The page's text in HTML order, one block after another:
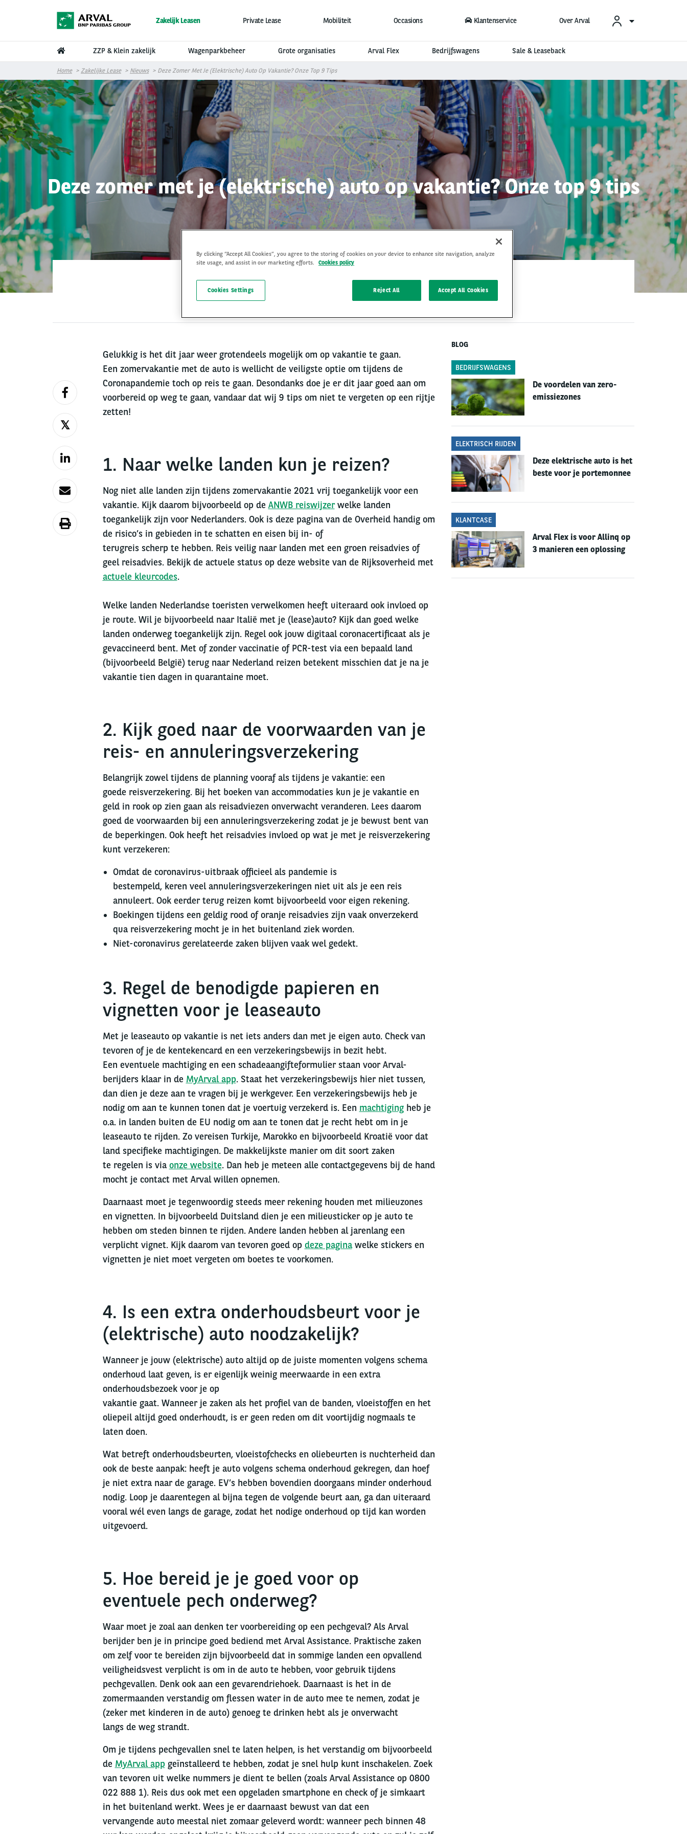
Zakelijk Leasen Private Lease Mobiliteit Occasions Klantenservice Over Arval
ZZP & Klein zakelijk Wagenparkbeheer Grote organisaties Arval Flex Bedrijfswagens Sale & Leaseback
Home Zakelijke Lease Nieuws Deze Zomer Met Je (elektrische) Auto Op Vakantie? Onze Top 9 Tips
Deze zomer met je (elektrische) auto op vakantie? Onze top 9 tips
, door
Gelukkig is het dit jaar weer grotendeels mogelijk om op vakantie te gaan.
Een zomervakantie met de auto is wellicht de veiligste optie om tijdens de
Coronapandemie toch op reis te gaan. Desondanks doe je er dit jaar goed aan om
voorbereid op weg te gaan, vandaar dat wij 9 tips om niet te vergeten op een rijtje
zetten!
1. Naar welke landen kun je reizen?
Nog niet alle landen zijn tijdens zomervakantie 2021 vrij toegankelijk voor een
vakantie. Kijk daarom bijvoorbeeld op de ANWB reiswijzerwelke landen
toegankelijk zijn voor Nederlanders. Ook is deze pagina van de Overheid handig om
de risico’s in gebieden in te schatten en eisen bij in- of
terugreis scherp te hebben. Reis veilig naar landen met een groen reisadvies of
geel reisadvies. Bekijk de actuele status op deze website van de Rijksoverheid met
actuele kleurcodes.
Welke landen Nederlandse toeristen verwelkomen heeft uiteraard ook invloed op
je route. Wil je bijvoorbeeld naar Italië met je (lease)auto? Kijk dan goed welke
landen onderweg toegankelijk zijn. Regel ook jouw digitaal coronacertificaat als je
gevaccineerd bent. Met of zonder vaccinatie of PCR-test via een bepaald land
(bijvoorbeeld België) terug naar Nederland reizen betekent misschien dat je na je
vakantie tien dagen in quarantaine moet.
2. Kijk goed naar de voorwaarden van je
reis- en annuleringsverzekering
Belangrijk zowel tijdens de planning vooraf als tijdens je vakantie: een
goede reisverzekering. Bij het boeken van accommodaties kun je je vakantie en
geld in rook op zien gaan als reisadviezen onverwacht veranderen. Lees daarom
goed de voorwaarden bij een annuleringsverzekering zodat je je bewust bent van
de beperkingen. Ook heeft het reisadvies invloed op wat je met je reisverzekering
kunt verzekeren:
Omdat de coronavirus-uitbraak officieel als pandemie is
bestempeld, keren veel annuleringsverzekeringen niet uit als je een reis
annuleert. Ook eerder terug reizen komt bijvoorbeeld voor eigen rekening.
Boekingen tijdens een geldig rood of oranje reisadvies zijn vaak onverzekerd
qua reisverzekering mocht je in het buitenland ziek worden.
Niet-coronavirus gerelateerde zaken blijven vaak wel gedekt.
3. Regel de benodigde papieren en
vignetten voor je leaseauto
Met je leaseauto op vakantie is net iets anders dan met je eigen auto. Check van
tevoren of je de kentekencard en een verzekeringsbewijs in bezit hebt.
Een eventuele machtiging en een schadeaangifteformulier staan voor Arval-
berijders klaar in de MyArval app. Staat het verzekeringsbewijs hier niet tussen,
dan dien je deze aan te vragen bij je werkgever. Een verzekeringsbewijs heb je
nodig om aan te kunnen tonen dat je voertuig verzekerd is. Een machtigingheb je
o.a. in landen buiten de EU nodig om aan te tonen dat je recht hebt om in je
leaseauto te rijden. Zo vereisen Turkije, Marokko en bijvoorbeeld Kroatië voor dat
land specifieke machtigingen. De makkelijkste manier om dit soort zaken
te regelen is viaonze website. Dan heb je meteen alle contactgegevens bij de hand
mocht je contact met Arval willen opnemen.
Daarnaast moet je tegenwoordig steeds meer rekening houden met milieuzones
en vignetten. In bijvoorbeeld Duitsland dien je een milieusticker op je auto te
hebben om steden binnen te rijden. Andere landen hebben al jarenlang een
verplicht vignet. Kijk daarom van tevoren goed op deze paginawelke stickers en
vignetten je niet moet vergeten om boetes te voorkomen.
4. Is een extra onderhoudsbeurt voor je
(elektrische) auto noodzakelijk?
Wanneer je jouw (elektrische) auto altijd op de juiste momenten volgens schema
onderhoud laat geven, is er eigenlijk weinig meerwaarde in een extra
onderhoudsbezoek voor je op
vakantie gaat. Wanneer je zaken als het profiel van de banden, vloeistoffen en het
oliepeil altijd goed onderhoudt, is er geen reden om dit voortijdig nogmaals te
laten doen.
Wat betreft onderhoudsbeurten, vloeistofchecks en oliebeurten is nuchterheid dan
ook de beste aanpak: heeft je auto volgens schema onderhoud gekregen, dan hoef
je niet extra naar de garage. EV’s hebben bovendien doorgaans minder onderhoud
nodig. Loop je daarentegen al bijna tegen de volgende beurt aan, ga dan uiteraard
vooral wél even langs de garage, zodat het nodige onderhoud op tijd kan worden
uitgevoerd.
5. Hoe bereid je je goed voor op
eventuele pech onderweg?
Waar moet je zoal aan denken ter voorbereiding op een pechgeval? Als Arval
berijder ben je in principe goed bediend met Arval Assistance. Praktische zaken
om zelf voor te bereiden zijn bijvoorbeeld dat in sommige landen een opvallend
veiligheidsvest verplicht is om in de auto te hebben, voor gebruik tijdens
pechgevallen. Denk ook aan een gevarendriehoek. Daarnaast is het in de
zomermaanden verstandig om flessen water in de auto mee te nemen, zodat je
(zeker met kinderen in de auto) genoeg te drinken hebt als je onverwacht
langs de weg strandt.
Om je tijdens pechgevallen snel te laten helpen, is het verstandig om bijvoorbeeld
de MyArval appgeïnstalleerd te hebben, zodat je snel hulp kunt inschakelen. Zoek
van tevoren uit welke nummers je dient te bellen (zoals Arval Assistance op 0800
022 888 1). Reis dus ook met een opgeladen smartphone en check of je simkaart
in het buitenland werkt. Wees je er daarnaast bewust van dat een
vervangende auto meestal niet zomaar geleverd wordt: wanneer pech binnen 48
BLOG
BEDRIJFSWAGENS
De voordelen van zero-
emissiezones
ELEKTRISCH RIJDEN
Deze elektrische auto is het
beste voor je portemonnee
KLANTCASE
Arval Flex is voor Allinq op
3 manieren een oplossing
By clicking “Accept All Cookies”, you agree to the storing of cookies on your device to enhance site navigation, analyze
site usage, and assist in our marketing efforts.
Cookies policy
Reject All Accept All Cookies
Cookies Settings